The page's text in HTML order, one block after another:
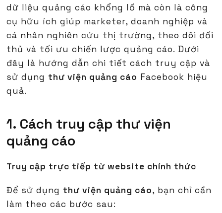
dữ liệu quảng cáo khổng lồ mà còn là công
cụ hữu ích giúp marketer, doanh nghiệp và
cá nhân nghiên cứu thị trường, theo dõi đối
thủ và tối ưu chiến lược quảng cáo. Dưới
đây là hướng dẫn chi tiết cách truy cập và
sử dụng thư viện quảng cáo Facebook hiệu
quả.
1. Cách truy cập thư viện
quảng cáo
Truy cập trực tiếp từ website chính thức
Để sử dụng thư viện quảng cáo, bạn chỉ cần
làm theo các bước sau: